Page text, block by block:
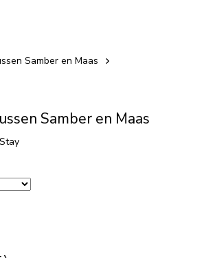
Samber en Maas
Samber en Maas